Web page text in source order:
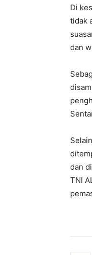
Di
tidak
dan
dan
TNI